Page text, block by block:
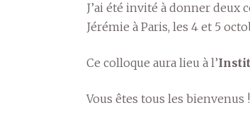
J’ai été invité à donner
Jérémie à Paris, les 4 et 5
Ce colloque aura lieu à l’
Vous êtes tous les bienvenus